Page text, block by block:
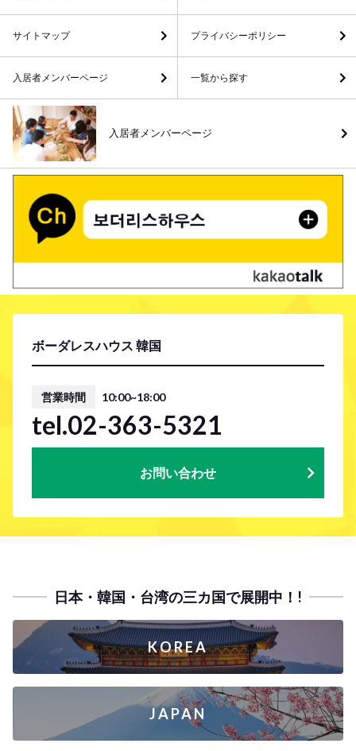
ボーダレスハウス 韓国
営業時間 10:00~18:00
tel.02-363-5321
お問い合わせ
サイトマップ プライバシーポリシー
入居者メンバーページ 一覧から探す
入居者メンバーページ
日本・韓国・台湾の三カ国で展開中！!
KOREA
JAPAN